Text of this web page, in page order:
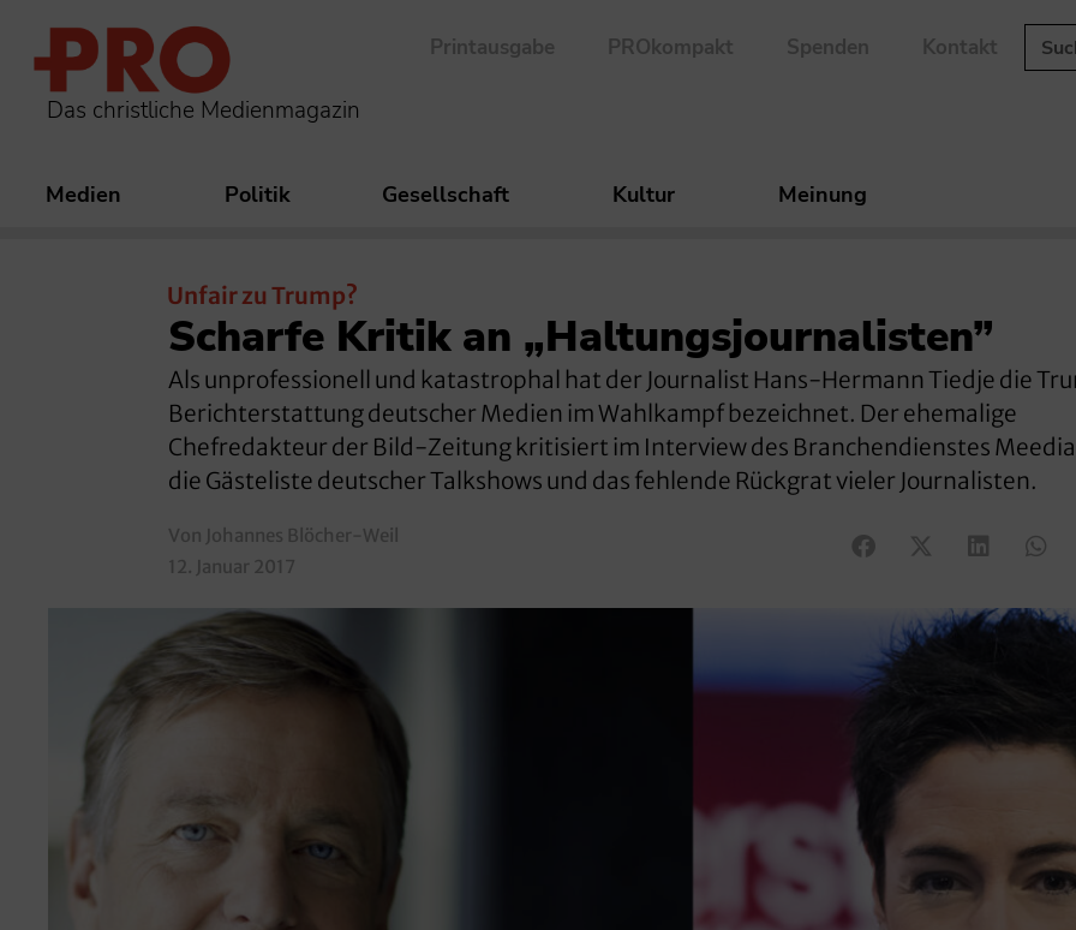
Das christliche Medienmagazin
Printausgabe PROkompakt Spenden Kontakt
Medien Politik Gesellschaft Kultur Meinung
Unfair zu Trump?
Scharfe Kritik an „Haltungsjournalisten”
Als unprofessionell und katastrophal hat der Journalist Hans-Hermann Tiedje die
Berichterstattung deutscher Medien im Wahlkampf bezeichnet. Der ehemalige
Chefredakteur der Bild-Zeitung kritisiert im Interview des Branchendienstes
die Gästeliste deutscher Talkshows und das fehlende Rückgrat vieler Journalisten.
Von Johannes Blöcher-Weil
12. Januar 2017